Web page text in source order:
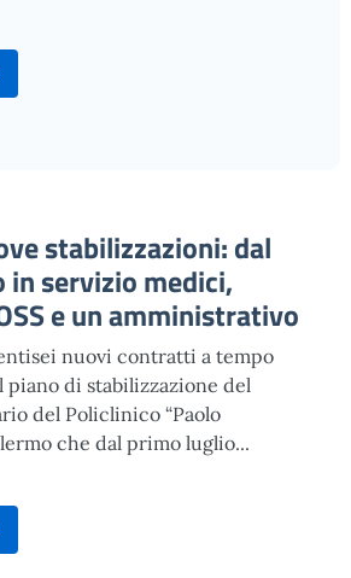
stabilizzazioni: dal
servizio medici,
e un amministrativo
nuovi contratti a tempo
di stabilizzazione del
del Policlinico “Paolo
che dal primo luglio...